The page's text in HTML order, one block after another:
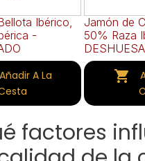
Ibérico,
-
Jamón de
50% Raza

factores